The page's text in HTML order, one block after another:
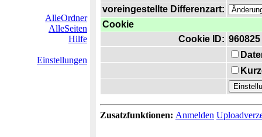
AlleOrdner
AlleSeiten
Hilfe
Einstellungen
voreingestellte Differenzart:
Cookie
Cookie ID: 960825
Zusatzfunktionen: Anmelden